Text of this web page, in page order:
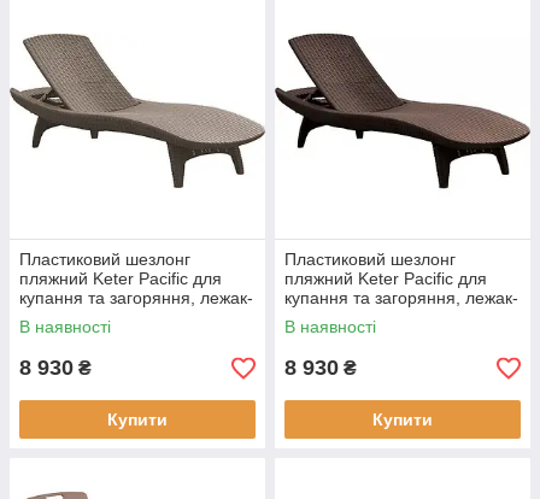
Пластиковий шезлонг
пляжний Keter Pacific для
купання та загоряння, лежак-
шезлонг садовий розкладний
для відпочинку Капучино
В наявності
8 930 ₴
Купити
Пластиковий шезлонг
пляжний Keter Pacific для
купання та загоряння, лежак-
шезлонг садовий розкладний
для відпочинку Коричневий
В наявності
8 930 ₴
Купити